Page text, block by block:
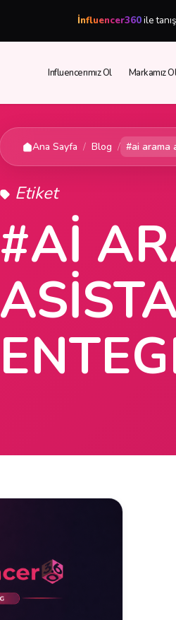
İnfluencer360ile
Influencerımız Ol Markamız
Ana Sayfa / Blog / #ai arama
Etiket
#AI